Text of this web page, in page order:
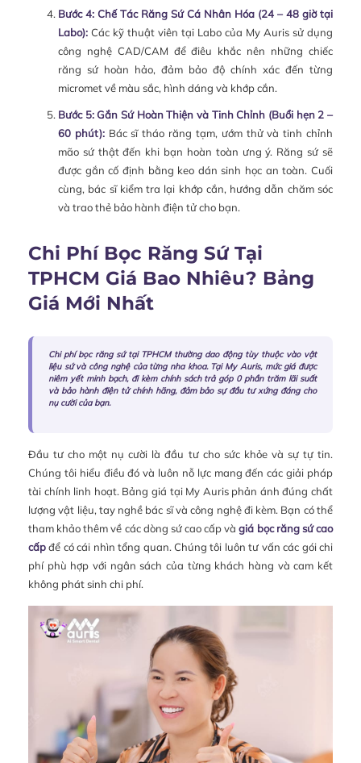
Bước 4: Chế Tác Răng Sứ Cá Nhân Hóa (24 – 48 giờ tại
Labo):Các kỹ thuật viên tại Labo của My Auris sử dụng
công nghệ CAD/CAM để điêu khắc nên những chiếc
răng sứ hoàn hảo, đảm bảo độ chính xác đến từng
micromet về màu sắc, hình dáng và khớp cắn.
Bước 5: Gắn Sứ Hoàn Thiện và Tinh Chỉnh (Buổi hẹn 2 –
60 phút):Bác sĩ tháo răng tạm, ướm thử và tinh chỉnh
mão sứ thật đến khi bạn hoàn toàn ưng ý. Răng sứ sẽ
được gắn cố định bằng keo dán sinh học an toàn. Cuối
cùng, bác sĩ kiểm tra lại khớp cắn, hướng dẫn chăm sóc
và trao thẻ bảo hành điện tử cho bạn.
Chi Phí Bọc Răng Sứ Tại
TPHCM Giá Bao Nhiêu? Bảng
Giá Mới Nhất
Chi phí bọc răng sứ tại TPHCM thường dao động tùy thuộc vào vật
liệu sứ và công nghệ của từng nha khoa. Tại My Auris, mức giá được
niêm yết minh bạch, đi kèm chính sách trả góp 0 phần trăm lãi suất
và bảo hành điện tử chính hãng, đảm bảo sự đầu tư xứng đáng cho
nụ cười của bạn.
Đầu tư cho một nụ cười là đầu tư cho sức khỏe và sự tự tin.
Chúng tôi hiểu điều đó và luôn nỗ lực mang đến các giải pháp
tài chính linh hoạt. Bảng giá tại My Auris phản ánh đúng chất
lượng vật liệu, tay nghề bác sĩ và công nghệ đi kèm. Bạn có thể
tham khảo thêm về các dòng sứ cao cấp vàgiá bọc răng sứ cao
cấpđể có cái nhìn tổng quan. Chúng tôi luôn tư vấn các gói chi
phí phù hợp với ngân sách của từng khách hàng và cam kết
không phát sinh chi phí.